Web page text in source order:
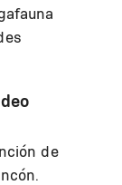
de